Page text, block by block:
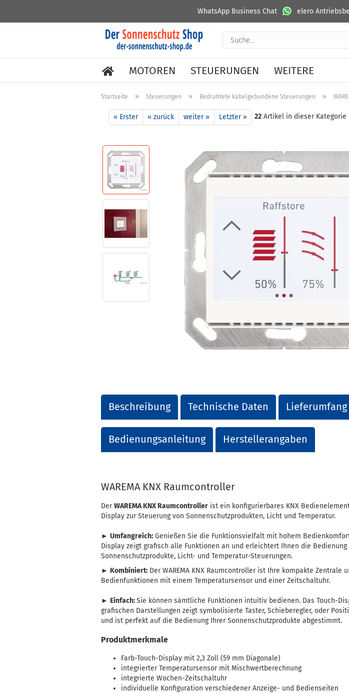
elero
WhatsApp Business Chat
MOTOREN STEUERUNGEN WEITERE
Startseite » Steuerungen » Bedrahtete kabelgebundene Steuerungen »
« Erster « zurück weiter » Letzter » 22 Artikel in dieser Kategorie
Beschreibung Technische Daten Lieferumfang
Bedienungsanleitung Herstellerangaben
WAREMA KNX Raumcontroller
DerWAREMA KNX Raumcontroller ist ein konfigurierbares KNX
Display zur Steuerung von Sonnenschutzprodukten, Licht und Temperatur.
► Umfangreich: Genießen Sie die Funktionsvielfalt mit hohem
Display zeigt grafisch alle Funktionen an und erleichtert Ihnen die Bedienung
Sonnenschutzprodukte, Licht- und Temperatur-Steuerungen.
► Kombiniert: Der WAREMA KNX Raumcontroller ist Ihre kompakte Zentrale
Bedienfunktionen mit einem Temperatursensor und einer Zeitschaltuhr.
► Einfach:Sie können sämtliche Funktionen intuitiv bedienen. Das Touch-
grafischen Darstellungen zeigt symbolisierte Taster, Schieberegler, oder
und ist perfekt auf die Bedienung Ihrer Sonnenschutzprodukte abgestimmt.
Produktmerkmale
Farb-Touch-Display mit 2,3 Zoll (59 mm Diagonale)
integrierter Temperatursensor mit Mischwertberechnung
integrierte Wochen-Zeitschaltuhr
individuelle Konfiguration verschiedener Anzeige- und Bedienseiten